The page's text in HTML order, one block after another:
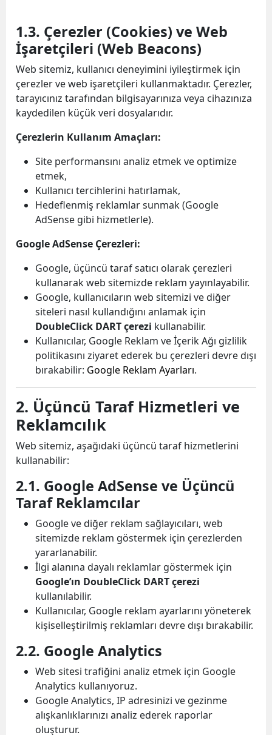
1.3. Çerezler (Cookies) ve Web
İşaretçileri (Web Beacons)
Web sitemiz, kullanıcı deneyimini iyileştirmek için
çerezler ve web işaretçileri kullanmaktadır. Çerezler,
tarayıcınız tarafından bilgisayarınıza veya cihazınıza
kaydedilen küçük veri dosyalarıdır.
Çerezlerin Kullanım Amaçları:
Site performansını analiz etmek ve optimize
etmek,
Kullanıcı tercihlerini hatırlamak,
Hedeflenmiş reklamlar sunmak (Google
AdSense gibi hizmetlerle).
Google AdSense Çerezleri:
Google, üçüncü taraf satıcı olarak çerezleri
kullanarak web sitemizde reklam yayınlayabilir.
Google, kullanıcıların web sitemizi ve diğer
siteleri nasıl kullandığını anlamak için
DoubleClick DART çerezi kullanabilir.
Kullanıcılar, Google Reklam ve İçerik Ağı gizlilik
politikasını ziyaret ederek bu çerezleri devre dışı
bırakabilir: Google Reklam Ayarları.
2. Üçüncü Taraf Hizmetleri ve
Reklamcılık
Web sitemiz, aşağıdaki üçüncü taraf hizmetlerini
kullanabilir:
2.1. Google AdSense ve Üçüncü
Taraf Reklamcılar
Google ve diğer reklam sağlayıcıları, web
sitemizde reklam göstermek için çerezlerden
yararlanabilir.
İlgi alanına dayalı reklamlar göstermek için
Google’ın DoubleClick DART çerezi
kullanılabilir.
Kullanıcılar, Google reklam ayarlarını yöneterek
kişiselleştirilmiş reklamları devre dışı bırakabilir.
2.2. Google Analytics
Web sitesi trafiğini analiz etmek için Google
Analytics kullanıyoruz.
Google Analytics, IP adresinizi ve gezinme
alışkanlıklarınızı analiz ederek raporlar
oluşturur.